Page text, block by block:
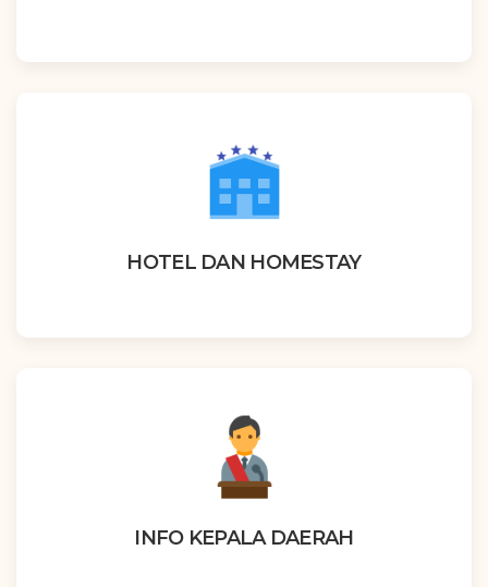
HOTEL DAN HOMESTAY
INFO KEPALA DAERAH